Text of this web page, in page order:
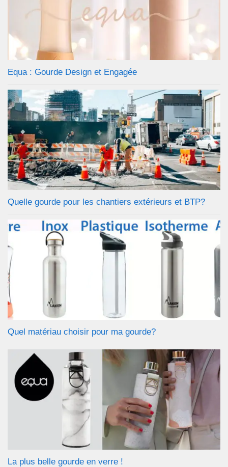
Equa : Gourde Design et Engagée
Quelle gourde pour les chantiers extérieurs et BTP?
Quel matériau choisir pour ma gourde?
La plus belle gourde en verre !